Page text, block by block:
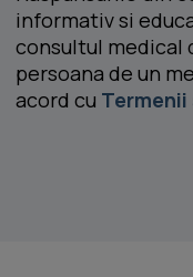
informativ si
consultul medical
persoana de un
acord cu